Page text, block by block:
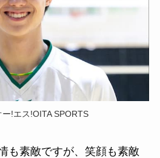
ー!エス!OITA SPORTS
も素敵ですが、笑顔も素敵